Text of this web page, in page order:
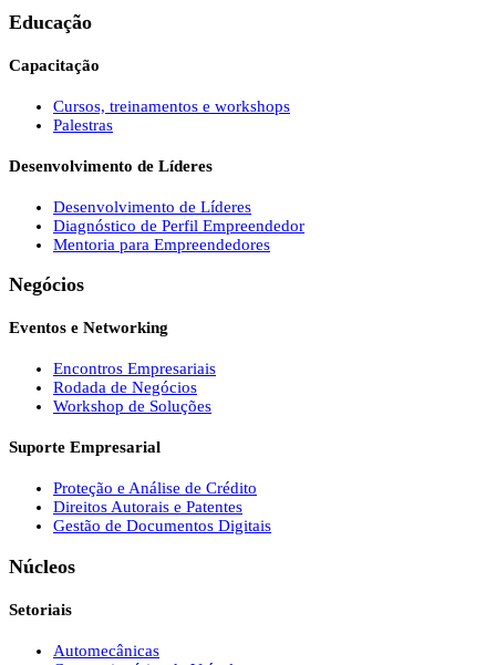
Educação
Capacitação
Cursos, treinamentos e workshops
Palestras
Desenvolvimento de Líderes
Desenvolvimento de Líderes
Diagnóstico de Perfil Empreendedor
Mentoria para Empreendedores
Negócios
Eventos e Networking
Encontros Empresariais
Rodada de Negócios
Workshop de Soluções
Suporte Empresarial
Proteção e Análise de Crédito
Direitos Autorais e Patentes
Gestão de Documentos Digitais
Núcleos
Setoriais
Automecânicas